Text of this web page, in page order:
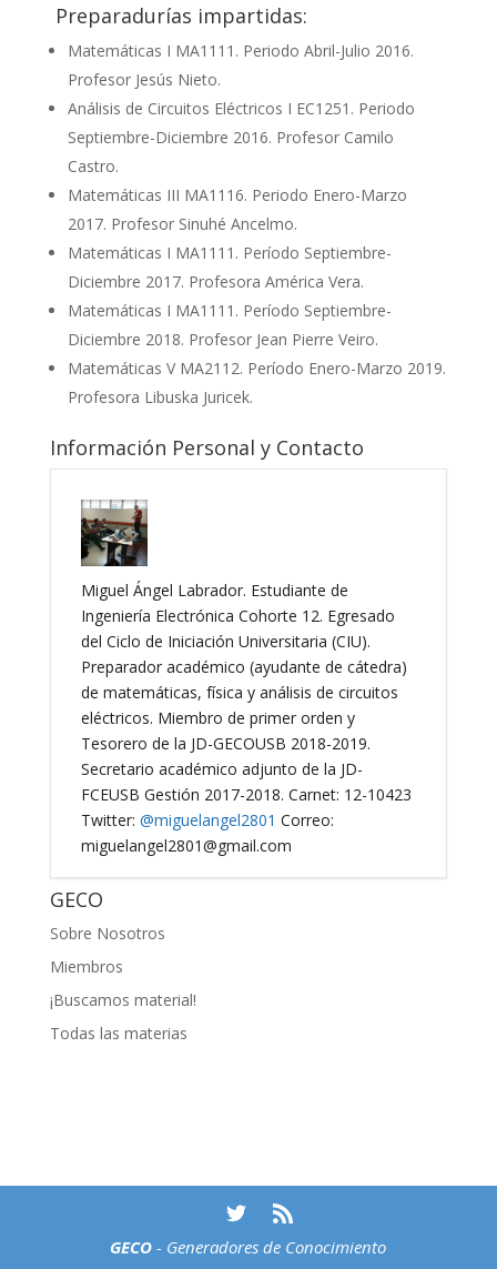
Preparadurías impartidas:
Matemáticas I MA1111. Periodo Abril-Julio 2016.
Profesor Jesús Nieto.
Análisis de Circuitos Eléctricos I EC1251. Periodo
Septiembre-Diciembre 2016. Profesor Camilo
Castro.
Matemáticas III MA1116. Periodo Enero-Marzo
2017. Profesor Sinuhé Ancelmo.
Matemáticas I MA1111. Período Septiembre-
Diciembre 2017. Profesora América Vera.
Matemáticas I MA1111. Período Septiembre-
Diciembre 2018. Profesor Jean Pierre Veiro.
Matemáticas V MA2112. Período Enero-Marzo 2019.
Profesora Libuska Juricek.
Información Personal y Contacto
Miguel Ángel Labrador. Estudiante de
Ingeniería Electrónica Cohorte 12. Egresado
del Ciclo de Iniciación Universitaria (CIU).
Preparador académico (ayudante de cátedra)
de matemáticas, física y análisis de circuitos
eléctricos. Miembro de primer orden y
Tesorero de la JD-GECOUSB 2018-2019.
Secretario académico adjunto de la JD-
FCEUSB Gestión 2017-2018. Carnet: 12-10423
Twitter: @miguelangel2801 Correo:
miguelangel2801@gmail.com
GECO
Sobre Nosotros
Miembros
¡Buscamos material!
Todas las materias
GECO - Generadores de Conocimiento